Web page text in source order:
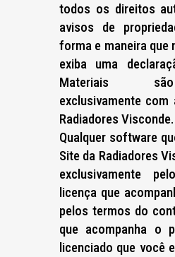
todos os direitos
avisos de
forma e maneira que
exiba uma
Materiais
exclusivamente com
Radiadores Visconde.
Qualquer software
Site da Radiadores
exclusivamente
licença que
pelos termos do
que acompanha o
licenciado que você